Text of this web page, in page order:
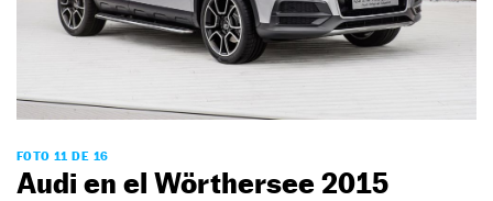
FOTO 11 DE 16
Audi en el Wörthersee 2015